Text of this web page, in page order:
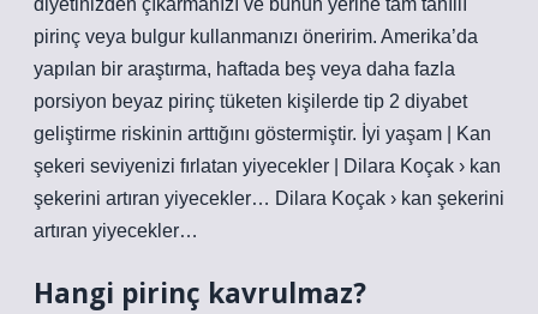
diyetinizden çıkarmanızı ve bunun yerine tam tahıllı
pirinç veya bulgur kullanmanızı öneririm. Amerika’da
yapılan bir araştırma, haftada beş veya daha fazla
porsiyon beyaz pirinç tüketen kişilerde tip 2 diyabet
geliştirme riskinin arttığını göstermiştir. İyi yaşam | Kan
şekeri seviyenizi fırlatan yiyecekler | Dilara Koçak › kan
şekerini artıran yiyecekler… Dilara Koçak › kan şekerini
artıran yiyecekler…
Hangi pirinç kavrulmaz?